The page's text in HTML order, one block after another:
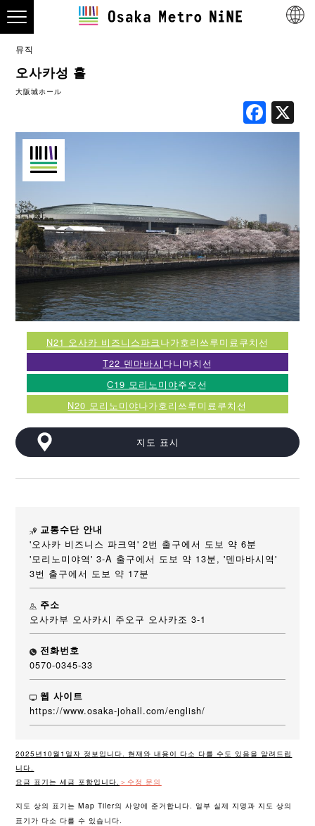
뮤직
오사카성 홀
大阪城ホール
N21 오사카 비즈니스파크 나가호리쓰루미료쿠치선
T22 덴마바시 다니마치선
C19 모리노미야주오선
N20 모리노미야나가호리쓰루미료쿠치선
지도 표시
교통수단 안내
'오사카 비즈니스 파크역' 2번 출구에서 도보 약 6분
'모리노미야역' 3-A 출구에서 도보 약 13분, '덴마바시역'
3번 출구에서 도보 약 17분
주소
오사카부 오사카시 주오구 오사카조 3-1
전화번호
0570-0345-33
웹 사이트
https://www.osaka-johall.com/english/
2025년10월1일자 정보입니다. 현재와 내용이 다소 다를 수도 있음을 알려드립
니다.
요금 표기는 세금 포함입니다. ＞수정 문의
지도 상의 표기는 Map Tiler의 사양에 준거합니다. 일부 실제 지명과 지도 상의
표기가 다소 다를 수 있습니다.